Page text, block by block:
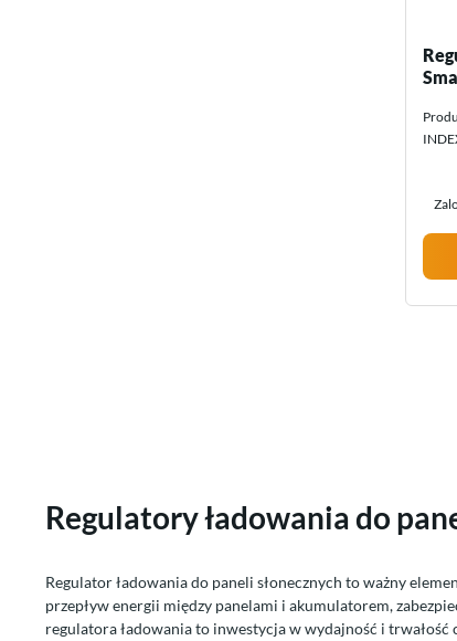
Regulatory ładowania do
Regulator ładowania do paneli słonecznych to ważny
przepływ energii między panelami i akumulatorem,
regulatora ładowania to inwestycja w wydajność i